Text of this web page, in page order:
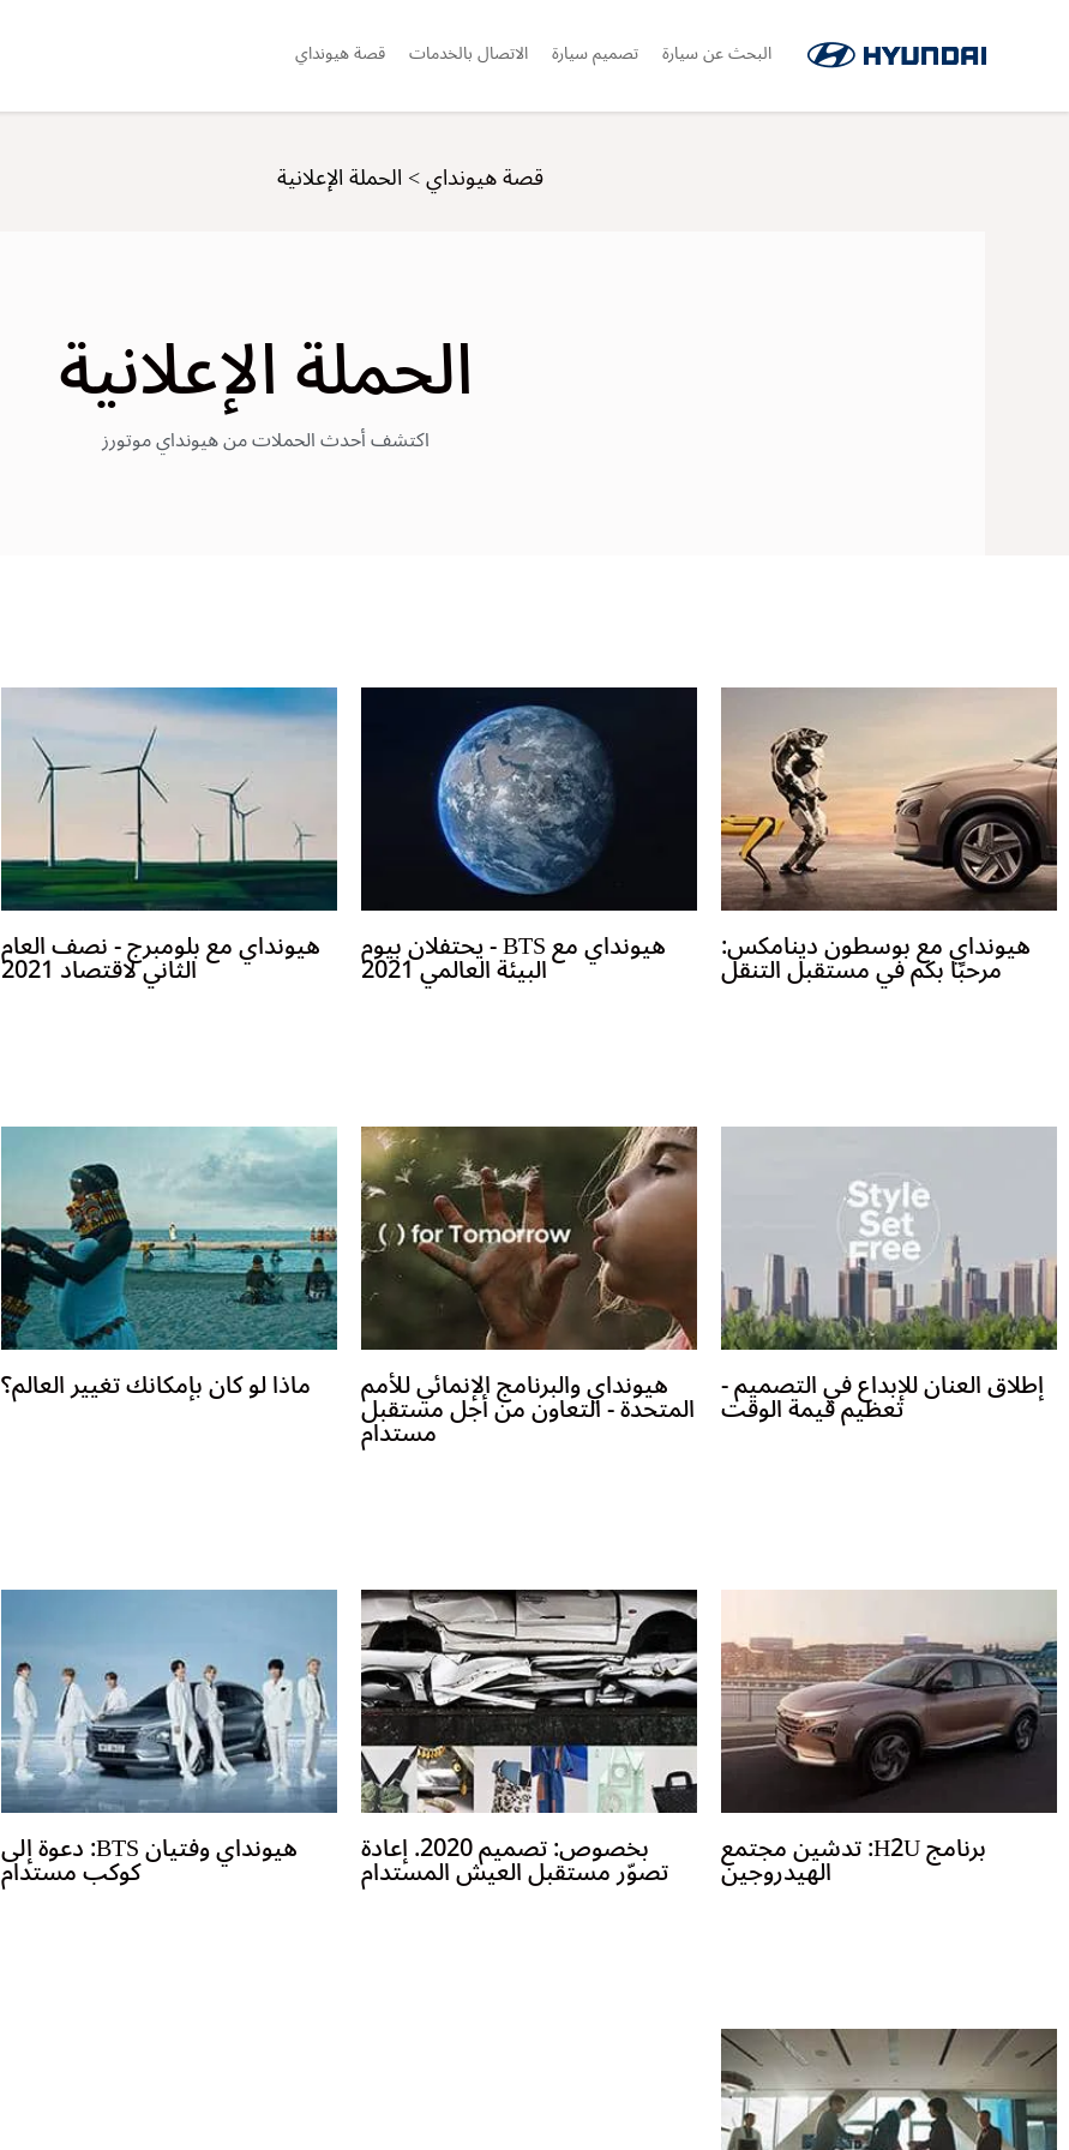
البحث عن سيارة تصميم سيارة الاتصال بالخدمات قصة هيونداي
قصة هيونداي>الحملة الإعلانية
الحملة الإعلانية
اكتشف أحدث الحملات من هيونداي موتورز
هيونداي مع بوسطون دينامكس:
مرحبًا بكم في مستقبل التنقل هيونداي مع BTS - يحتفلان بيوم
البيئة العالمي 2021 هيونداي مع بلومبرج - نصف العام
الثاني لاقتصاد 2021
إطلاق العنان للإبداع في التصميم -
تعظيم قيمة الوقت هيونداي والبرنامج الإنمائي للأمم
المتحدة - التعاون من أجل مستقبل
مستدام
ماذا لو كان بإمكانك تغيير العالم؟
برنامج H2U: تدشين مجتمع
الهيدروجين بخصوص: تصميم 2020. إعادة
تصوّر مستقبل العيش المستدام هيونداي وفتيان BTS: دعوة إلى
كوكب مستدام